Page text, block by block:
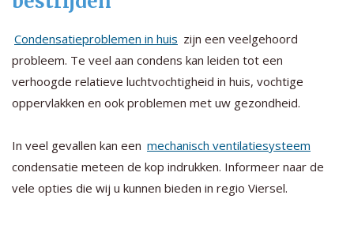
Condensatieproblemen in huis zijn een veelgehoord
probleem. Te veel aan condens kan leiden tot een
verhoogde relatieve luchtvochtigheid in huis, vochtige
oppervlakken en ook problemen met uw gezondheid.
In veel gevallen kan een mechanisch ventilatiesysteem
condensatie meteen de kop indrukken. Informeer naar de
vele opties die wij u kunnen bieden in regio Viersel.